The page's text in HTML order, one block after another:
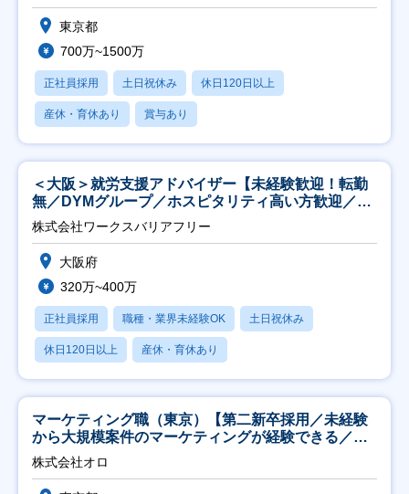
東京都
700万~1500万
正社員採用 土日祝休み 休日120日以上
産休・育休あり 賞与あり
＜大阪＞就労支援アドバイザー【未経験歓迎！転勤
無／DYMグループ／ホスピタリティ高い方歓迎／土
日祝】
株式会社ワークスバリアフリー
大阪府
320万~400万
正社員採用 職種・業界未経験OK 土日祝休み
休日120日以上 産休・育休あり
マーケティング職（東京）【第二新卒採用／未経験
から大規模案件のマーケティングが経験できる／研
修充実】
株式会社オロ